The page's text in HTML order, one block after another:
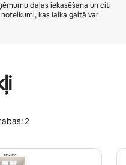
daļas iekasēšana un citi
kas laika gaitā var
2